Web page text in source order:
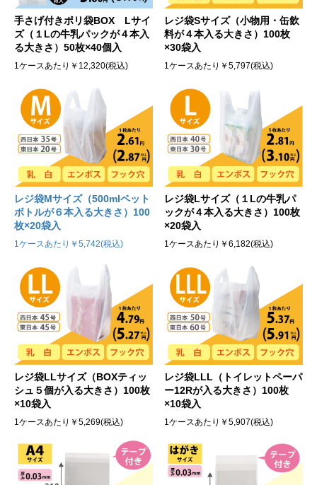
手さげ付きポリ袋BOX Lサイ
ズ（１Lの牛乳パックが４本入
る大きさ）50枚×40個入
1ケースあたり￥12,320(税込)
レジ袋Sサイズ（小物用・缶飲
料が４本入る大きさ）100枚
×30袋入
1ケースあたり￥5,797(税込)
レジ袋Mサイズ（500mlペット
ボトルが６本入る大きさ）100
枚×20袋入
1ケースあたり￥5,742(税込)
レジ袋Lサイズ（１Lの牛乳パ
ックが４本入る大きさ）100枚
×20袋入
1ケースあたり￥6,182(税込)
レジ袋LLサイズ（BOXティッ
シュ５個が入る大きさ）100枚
×10袋入
1ケースあたり￥5,269(税込)
レジ袋LLL（トイレットペーパ
ー12Rが入る大きさ）100枚
×10袋入
1ケースあたり￥5,907(税込)